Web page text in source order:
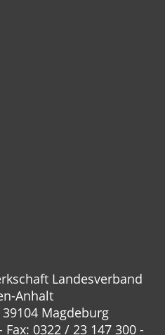
Landesverband
Anhalt
Magdeburg
0322 / 23 147 300 -